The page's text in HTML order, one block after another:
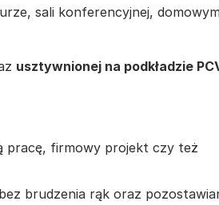
sali konferencyjnej, domowym
usztywnionej na podkładzie
pracę, firmowy projekt czy też
brudzenia rąk oraz